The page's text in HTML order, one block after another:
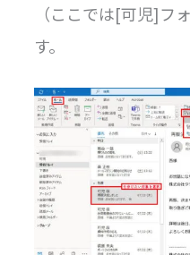
（ここでは[可児]フ
す。